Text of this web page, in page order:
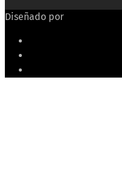
Diseñado por